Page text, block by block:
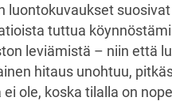
luontokuvaukset
tuttua
leviämistä – niin että
hitaus unohtuu,
ei ole, koska tilalla on